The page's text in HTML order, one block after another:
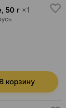
, 50 г ×1
В корзину